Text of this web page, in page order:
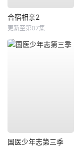
合宿相亲2
更新至第07集
国医少年志第三季